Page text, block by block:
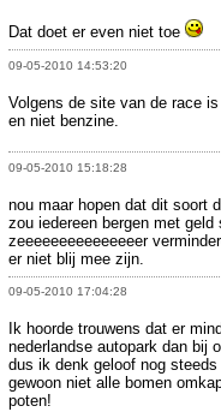
Dat doet er even niet toe
09-05-2010 14:53:20
Volgens de site van de race
en niet benzine.
09-05-2010 15:18:28
nou maar hopen dat dit soort
zou iedereen bergen met
zeeeeeeeeeeeeeeer
er niet blij mee zijn.
09-05-2010 17:04:28
Ik hoorde trouwens dat er
nederlandse autopark dan bij
dus ik denk geloof nog
gewoon niet alle bomen
poten!